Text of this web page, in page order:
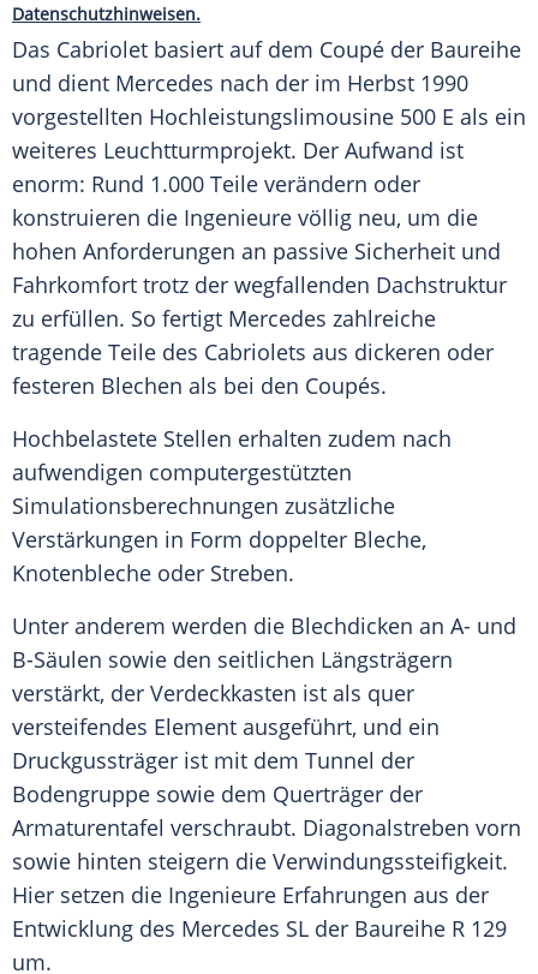
Datenschutzhinweisen.
Das Cabriolet basiert auf dem Coupé der Baureihe
und dient Mercedes nach der im Herbst 1990
vorgestellten Hochleistungslimousine 500 E als ein
weiteres Leuchtturmprojekt. Der Aufwand ist
enorm: Rund 1.000 Teile verändern oder
konstruieren die Ingenieure völlig neu, um die
hohen Anforderungen an passive Sicherheit und
Fahrkomfort trotz der wegfallenden Dachstruktur
zu erfüllen. So fertigt Mercedes zahlreiche
tragende Teile des Cabriolets aus dickeren oder
festeren Blechen als bei den Coupés.
Hochbelastete Stellen erhalten zudem nach
aufwendigen computergestützten
Simulationsberechnungen zusätzliche
Verstärkungen in Form doppelter Bleche,
Knotenbleche oder Streben.
Unter anderem werden die Blechdicken an A- und
B-Säulen sowie den seitlichen Längsträgern
verstärkt, der Verdeckkasten ist als quer
versteifendes Element ausgeführt, und ein
Druckgussträger ist mit dem Tunnel der
Bodengruppe sowie dem Querträger der
Armaturentafel verschraubt. Diagonalstreben vorn
sowie hinten steigern die Verwindungssteifigkeit.
Hier setzen die Ingenieure Erfahrungen aus der
Entwicklung des Mercedes SL der Baureihe R 129
um.